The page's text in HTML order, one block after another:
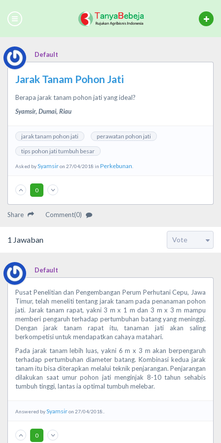
Default
Jarak Tanam Pohon Jati
Berapa jarak tanam pohon jati yang ideal?
Syamsir, Dumai, Riau
jarak tanam pohon jati
perawatan pohon jati
tips pohon jati tumbuh besar
Asked bySyamsiron 27/04/2018 in Perkebunan
0
Share Comment(0)
1 Jawaban
Default
Pusat Penelitian dan Pengembangan Perum Perhutani Cepu, Jawa
Timur, telah meneliti tentang jarak tanam pada penanaman pohon
jati. Jarak tanam rapat, yakni 3 m x 1 m dan 3 m x 3 m mampu
memberi pengaruh terhadap pertumbuhan batang yang meninggi.
Dengan jarak tanam rapat itu, tanaman jati akan saling
berkompetisi untuk mendapatkan cahaya matahari.
Pada jarak tanam lebih luas, yakni 6 m x 3 m akan berpengaruh
terhadap pertumbuhan diameter batang. Kombinasi kedua jarak
tanam itu bisa diterapkan melalui teknik penjarangan. Penjarangan
dilakukan saat umur pohon jati menginjak 8-10 tahun sehabis
tumbuh tinggi, lantas ia optimal tumbuh melebar.
Answered bySyamsiron 27/04/2018..
0